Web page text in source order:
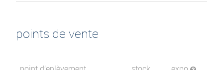
points de vente